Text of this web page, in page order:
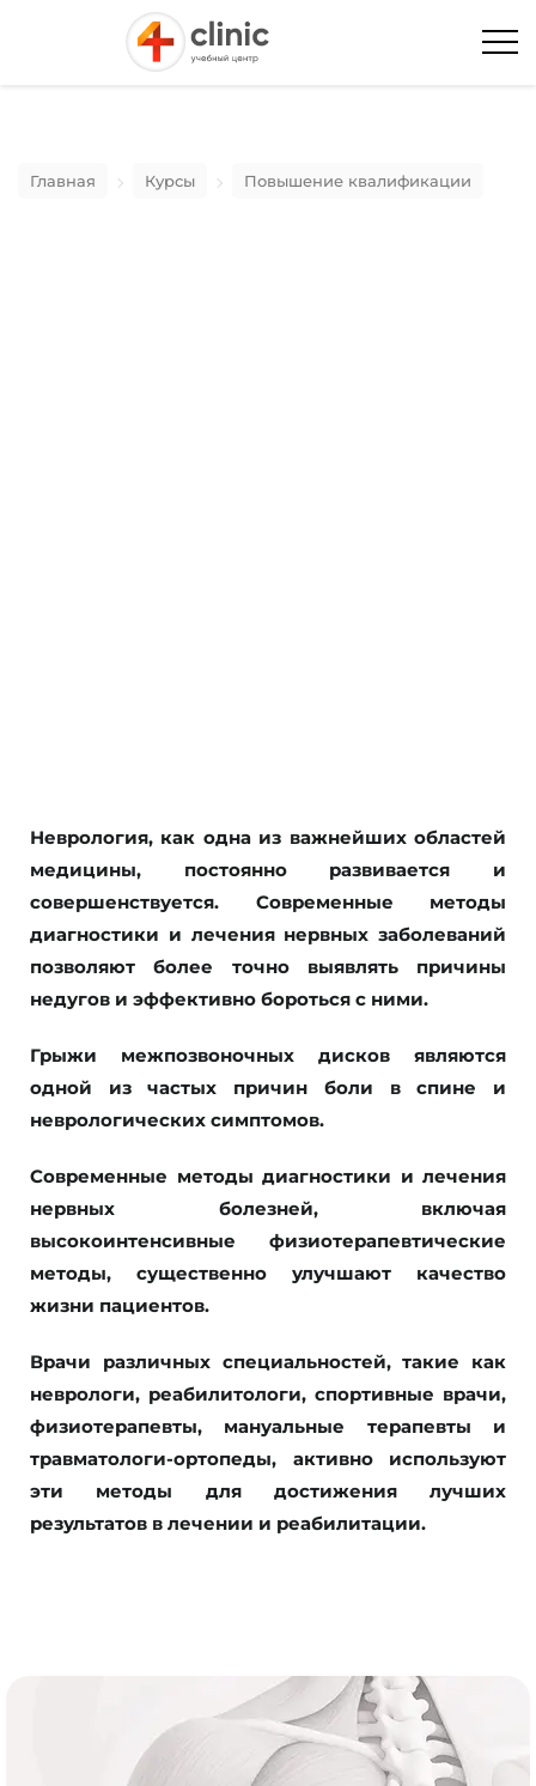
Главная Курсы Повышение квалификации
Неврология, как одна из важнейших областей
медицины, постоянно развивается и
совершенствуется. Современные методы
диагностики и лечения нервных заболеваний
позволяют более точно выявлять причины
недугов и эффективно бороться с ними.
Грыжи межпозвоночных дисков являются
одной из частых причин боли в спине и
неврологических симптомов.
Современные методы диагностики и лечения
нервных болезней, включая
высокоинтенсивные физиотерапевтические
методы, существенно улучшают качество
жизни пациентов.
Врачи различных специальностей, такие как
неврологи, реабилитологи, спортивные врачи,
физиотерапевты, мануальные терапевты и
травматологи-ортопеды, активно используют
эти методы для достижения лучших
результатов в лечении и реабилитации.